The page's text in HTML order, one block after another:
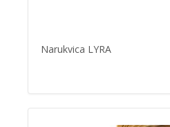
Narukvica LYRA